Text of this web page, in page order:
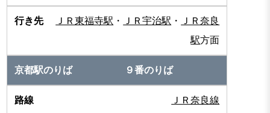
ＪＲ東福寺駅 ・ ＪＲ宇治駅 ・
ＪＲ奈良
駅方面
９番のりば
ＪＲ奈良線